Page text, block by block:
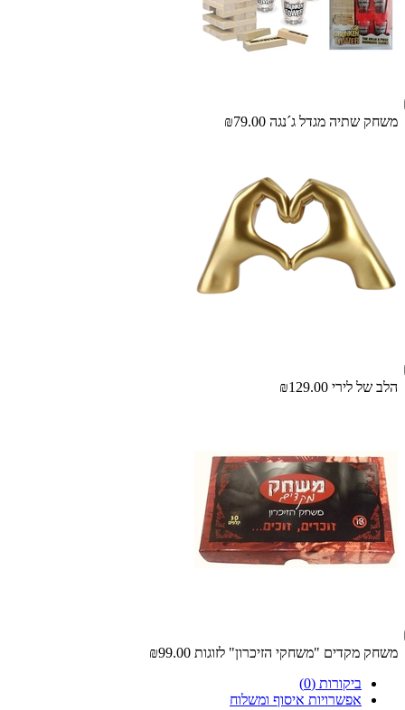
משחק שתיה מגדל ג´נגה ₪79.00
הלב של לירי ₪129.00
משחק מקדים "משחקי הזיכרון" לזוגות ₪99.00
ביקורות (0)
אפשרויות איסוף ומשלוח